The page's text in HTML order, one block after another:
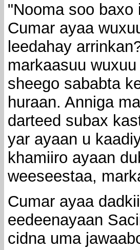
"Nooma soo
Cumar ayaa
leedahay
markaasuu
sheego sababta
huraan. Anniga
darteed subax
yar ayaan u
khamiiro ayaan
weeseestaa,
Cumar ayaa
eedeenayaan
cidna uma